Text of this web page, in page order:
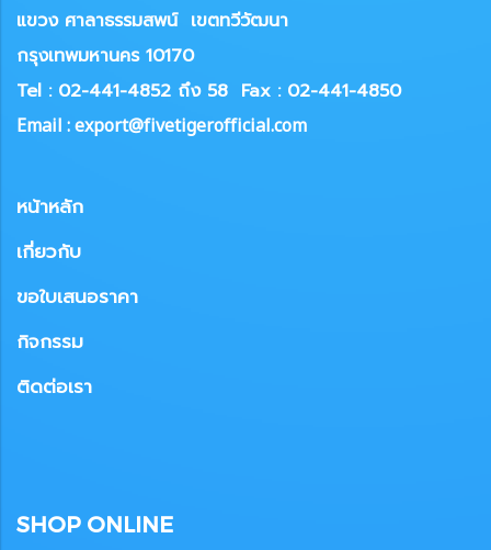
แขวง ศาลาธรรมสพน์ เขตทวีวัฒนา
กรุงเทพมหานคร 10170
Tel : 02-441-4852 ถึง 58 Fax : 02-441-4850
Email : export@fivetigerofficial.com
หน้าหลัก
เกี่ยวกับ
ขอใบเสนอราคา
กิจกรรม
ติดต่อเรา
SHOP ONLINE